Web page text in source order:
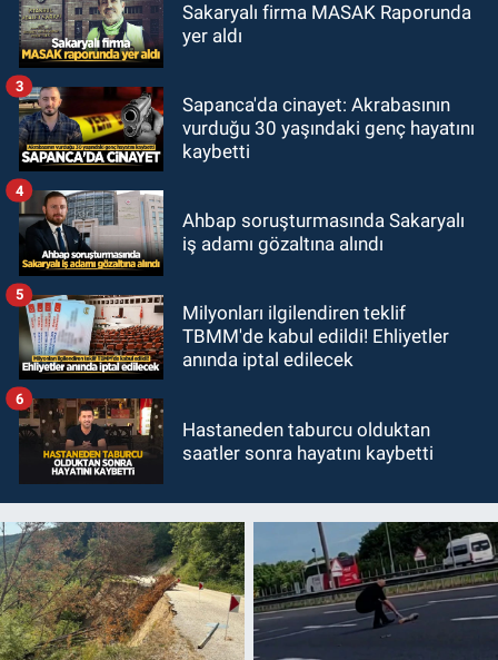
Sakaryalı firma MASAK Raporunda
yer aldı
Sapanca'da cinayet: Akrabasının
vurduğu 30 yaşındaki genç hayatını
kaybetti
3
Ahbap soruşturmasında Sakaryalı
iş adamı gözaltına alındı
4
Milyonları ilgilendiren teklif
TBMM'de kabul edildi! Ehliyetler
anında iptal edilecek
5
Hastaneden taburcu olduktan
saatler sonra hayatını kaybetti
6